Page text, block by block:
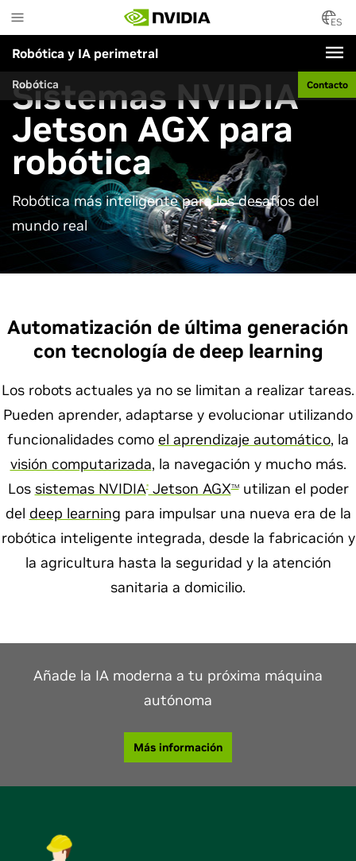
to
main
content
ES
Robótica y IA perimetral
Robótica Contacto
Sistemas NVIDIA
Jetson AGX para
robótica
Robótica más inteligente para los desafíos del
mundo real
Automatización de última generación
con tecnología de deep learning
Los robots actuales ya no se limitan a realizar tareas.
Pueden aprender, adaptarse y evolucionar utilizando
funcionalidades como el aprendizaje automático, la
visión computarizada, la navegación y mucho más.
Los sistemas NVIDIA®Jetson AGXTMutilizan el poder
del deep learning para impulsar una nueva era de la
robótica inteligente integrada, desde la fabricación y
la agricultura hasta la seguridad y la atención
sanitaria a domicilio.
Añade la IA moderna a tu próxima máquina
autónoma
Más información